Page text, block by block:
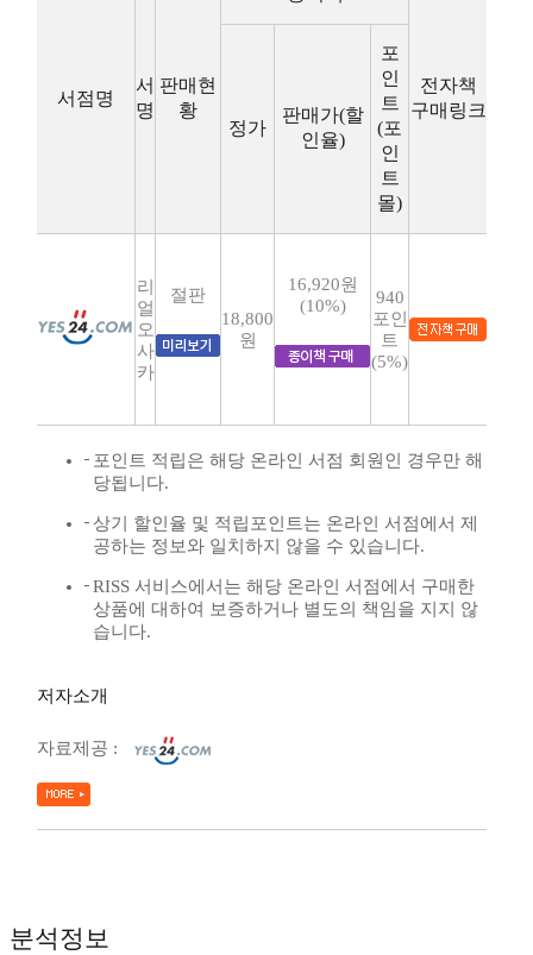
서점명
서
명
판매현
황
전자책
구매링크
정가
판매가(할
인율)
포
인
트
(포
인
트
몰)
리
얼
오
사
카
절판
18,800
원
16,920원
(10%)
940
포인
트
(5%)
포인트 적립은 해당 온라인 서점 회원인 경우만 해
당됩니다.
상기 할인율 및 적립포인트는 온라인 서점에서 제
공하는 정보와 일치하지 않을 수 있습니다.
RISS 서비스에서는 해당 온라인 서점에서 구매한
상품에 대하여 보증하거나 별도의 책임을 지지 않
습니다.
저자소개
자료제공 :
분석정보